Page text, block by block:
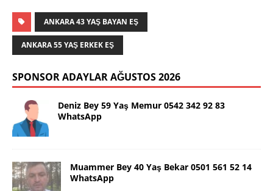
ANKARA 43 YAŞ BAYAN EŞ
ANKARA 55 YAŞ ERKEK EŞ
SPONSOR ADAYLAR AĞUSTOS 2026
Deniz Bey 59 Yaş Memur 0542 342 92 83
WhatsApp
Muammer Bey 40 Yaş Bekar 0501 561 52 14
WhatsApp